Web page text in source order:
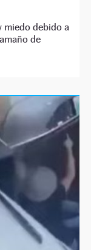
miedo debido a
de